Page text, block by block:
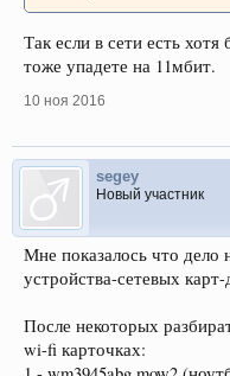
Так если в сети есть
тоже упадете на 11мбит.
10 ноя 2016
segey
Новый участник
Мне показалось что
устройства-сетевых
После некоторых
wi-fi карточках: